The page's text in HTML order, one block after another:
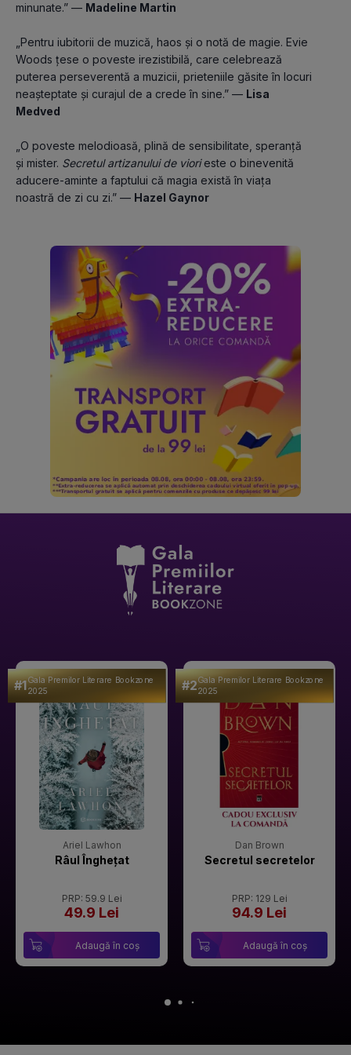
minunate.” — Madeline Martin
„Pentru iubitorii de muzică, haos și o notă de magie. Evie
Woods țese o poveste irezistibilă, care celebrează
puterea perseverentă a muzicii, prieteniile găsite în locuri
neașteptate și curajul de a crede în sine.” — Lisa
Medved
„O poveste melodioasă, plină de sensibilitate, speranță
și mister. Secretul artizanului de viori este o binevenită
aducere-aminte a faptului că magia există în viața
noastră de zi cu zi.” — Hazel Gaynor
#1Gala Premilor Literare Bookzone
2025
Ariel Lawhon
Râul Înghețat
PRP: 59.9 Lei
49.9 Lei
Adaugă în coș
#2Gala Premilor Literare Bookzone
2025
Dan Brown
Secretul secretelor
PRP: 129 Lei
94.9 Lei
Adaugă în coș